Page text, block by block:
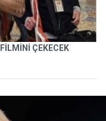
ÇEKECEK